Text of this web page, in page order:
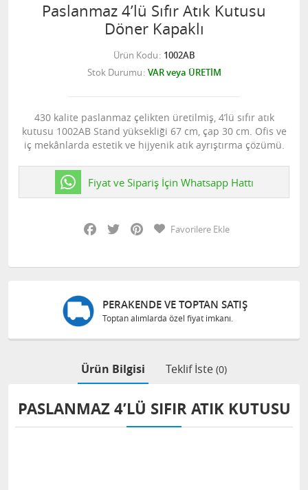
Paslanmaz 4’lü Sıfır Atık Kutusu
Döner Kapaklı
Ürün Kodu 1002AB
Stok Durumu VAR veya ÜRETİM
430 kalite paslanmaz çelikten üretilmiş, 4’lü sıfır atık
kutusu 1002AB Stand yüksekliği 67 cm, çap 30 cm. Ofis ve
iç mekânlarda estetik ve hijyenik atık ayrıştırma çözümü.
Fiyat ve Sipariş İçin Whatsapp Hattı
Facebook
Twitter PinterestFavorilere Ekle
GÜVENLI ALIŞVERIŞ
Bilgileriniz 128 Bit SSL ile güvende
Ürün Bilgisi Teklif İste (0)
PASLANMAZ 4’LÜ SIFIR ATIK KUTUSU